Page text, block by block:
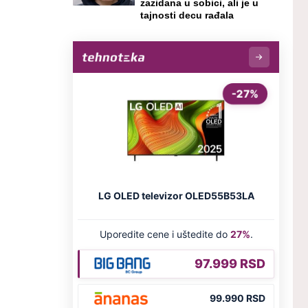
zazidana u sobici, ali je u
tajnosti decu rađala